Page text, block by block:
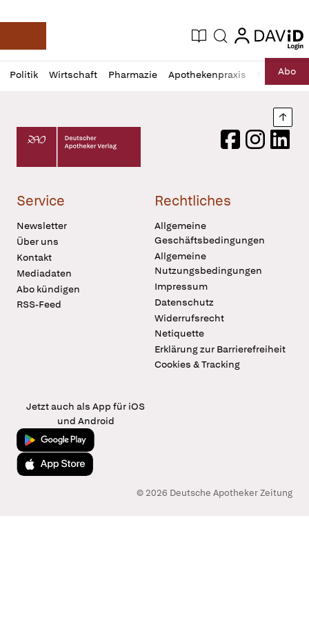
Deutsche Apotheker Zeitung
Aktuelle Ausgabe
Suche login
login
Politik Wirtschaft Pharmazie Apothekenpraxis RechtAbo
Profil
öffnen
Daz
Pur
Deutscher Apotheker Verlag Logo
FacebookInstagram
Service
Newsletter
Über uns
Kontakt
Mediadaten
Abo kündigen
RSS-Feed
Rechtliches
Allgemeine
Geschäftsbedingungen
Allgemeine
Nutzungsbedingungen
Impressum
Datenschutz
Widerrufsrecht
Netiquette
Erklärung zur Barrierefreiheit
Cookies & Tracking
Jetzt auch als App für iOS
und Android
Jetzt bei Google Play
Laden im App Store
© 2026 Deutsche Apotheker Zeitung